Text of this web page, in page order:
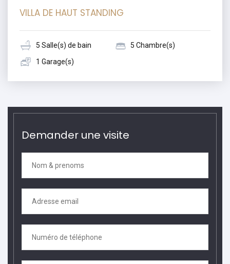
VILLA DE HAUT STANDING
5 Salle(s) de bain
5 Chambre(s)
1 Garage(s)
Demander une visite